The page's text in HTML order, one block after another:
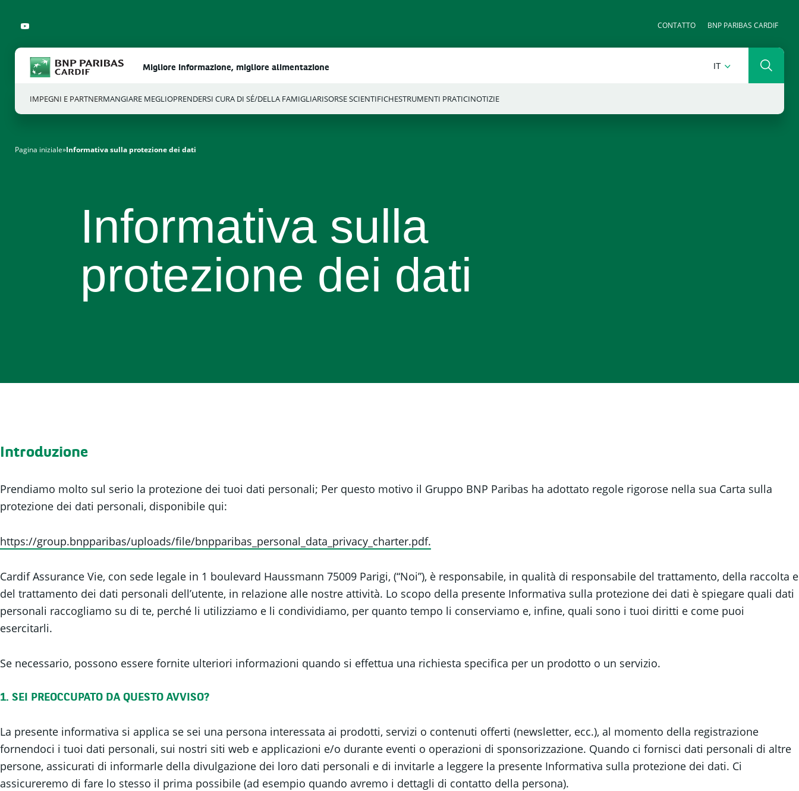
CONTATTO BNP PARIBAS CARDIF
Migliore informazione, migliore alimentazione ITITALIANO Ricerca
IMPEGNI E PARTNERMANGIARE MEGLIOPRENDERSI CURA DI SÉ/DELLA FAMIGLIARISORSE SCIENTIFICHESTRUMENTI PRATICINOTIZIE
Pagina iniziale»Informativa sulla protezione dei dati
Informativa sulla
protezione dei dati
Introduzione
Prendiamo molto sul serio la protezione dei tuoi dati personali; Per questo motivo il Gruppo BNP Paribas ha adottato regole rigorose nella sua Carta sulla
protezione dei dati personali, disponibile qui:
https://group.bnpparibas/uploads/file/bnpparibas_personal_data_privacy_charter.pdf.
Cardif Assurance Vie, con sede legale in 1 boulevard Haussmann 75009 Parigi, (“Noi”), è responsabile, in qualità di responsabile del trattamento, della raccolta e
del trattamento dei dati personali dell’utente, in relazione alle nostre attività. Lo scopo della presente Informativa sulla protezione dei dati è spiegare quali dati
personali raccogliamo su di te, perché li utilizziamo e li condividiamo, per quanto tempo li conserviamo e, infine, quali sono i tuoi diritti e come puoi
esercitarli.
Se necessario, possono essere fornite ulteriori informazioni quando si effettua una richiesta specifica per un prodotto o un servizio.
1. SEI PREOCCUPATO DA QUESTO AVVISO?
La presente informativa si applica se sei una persona interessata ai prodotti, servizi o contenuti offerti (newsletter, ecc.), al momento della registrazione
fornendoci i tuoi dati personali, sui nostri siti web e applicazioni e/o durante eventi o operazioni di sponsorizzazione. Quando ci fornisci dati personali di altre
persone, assicurati di informarle della divulgazione dei loro dati personali e di invitarle a leggere la presente Informativa sulla protezione dei dati. Ci
assicureremo di fare lo stesso il prima possibile (ad esempio quando avremo i dettagli di contatto della persona).